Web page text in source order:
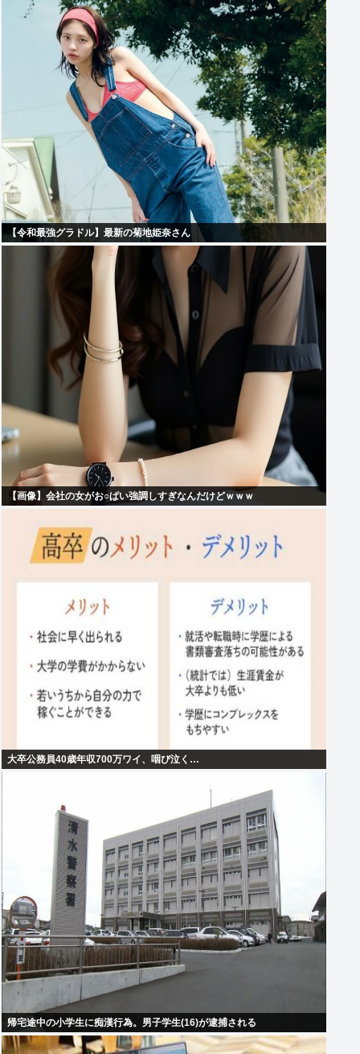
【令和最強グラドル】最新の菊地姫奈さん
【画像】会社の女がお○ぱい強調しすぎなんだけどｗｗｗ
大卒公務員40歳年収700万ワイ、咽び泣く…
帰宅途中の小学生に痴漢行為。男子学生(16)が逮捕される